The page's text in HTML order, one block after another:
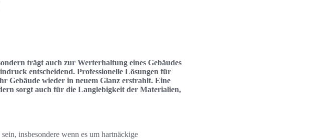
trägt auch zur Werterhaltung eines Gebäudes
entscheidend. Professionelle Lösungen für
Gebäude wieder in neuem Glanz erstrahlt. Eine
sorgt auch für die Langlebigkeit der Materialien,
insbesondere wenn es um hartnäckige